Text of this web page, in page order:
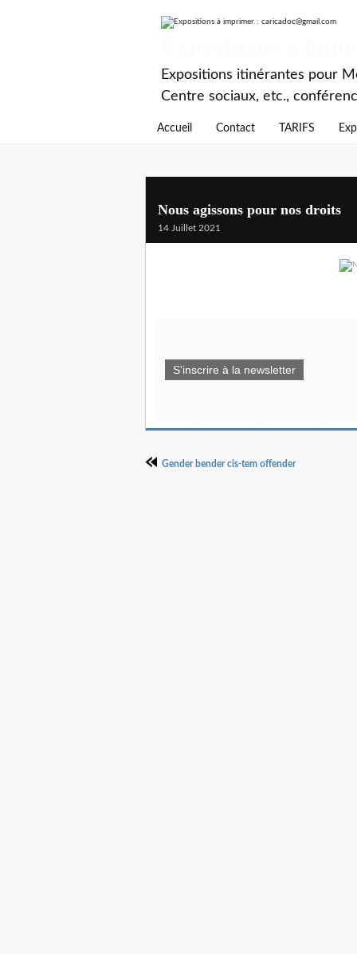
Expositions itinérantes pour
Centre sociaux, etc.,
Accueil Contact TARIFS
Nous agissons pour nos droits
14 Juillet 2021
S'inscrire à la newsletter
Gender bender cis-tem offender